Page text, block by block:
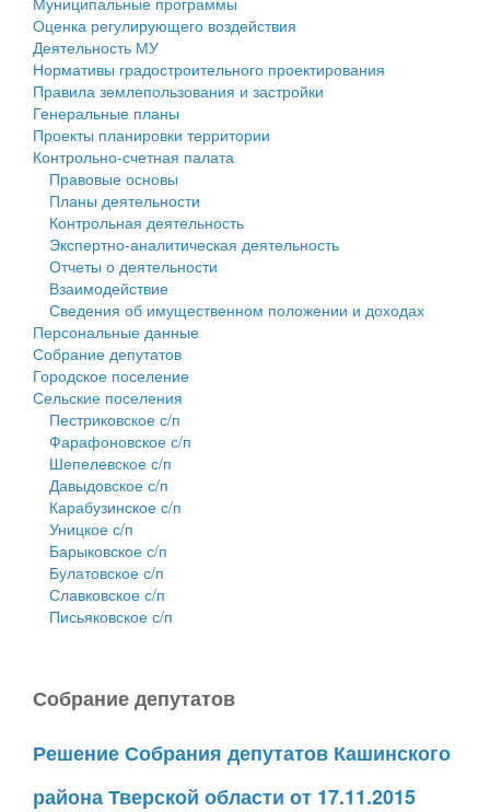
Правила землепользования и застройки
Генеральные планы
Проекты планировки территории
Собрание депутатов
Городское поселение
Сельские поселения
Оценка регулирующего воздействия
Деятельность МУ
Нормативы градостроительного проектирования
Правила землепользования и застройки
Генеральные планы
Проекты планировки территории
Контрольно-счетная палата
Правовые основы
Планы деятельности
Контрольная деятельность
Экспертно-аналитическая деятельность
Отчеты о деятельности
Взаимодействие
Сведения об имущественном положении и доходах
Персональные данные
Собрание депутатов
Городское поселение
Сельские поселения
Пестриковское с/п
Фарафоновское с/п
Шепелевское с/п
Давыдовское с/п
Карабузинское с/п
Уницкое с/п
Барыковское с/п
Булатовское с/п
Славковское с/п
Письяковское с/п
Собрание депутатов
Решение Собрания депутатов Кашинского
района Тверской области от 17.11.2015